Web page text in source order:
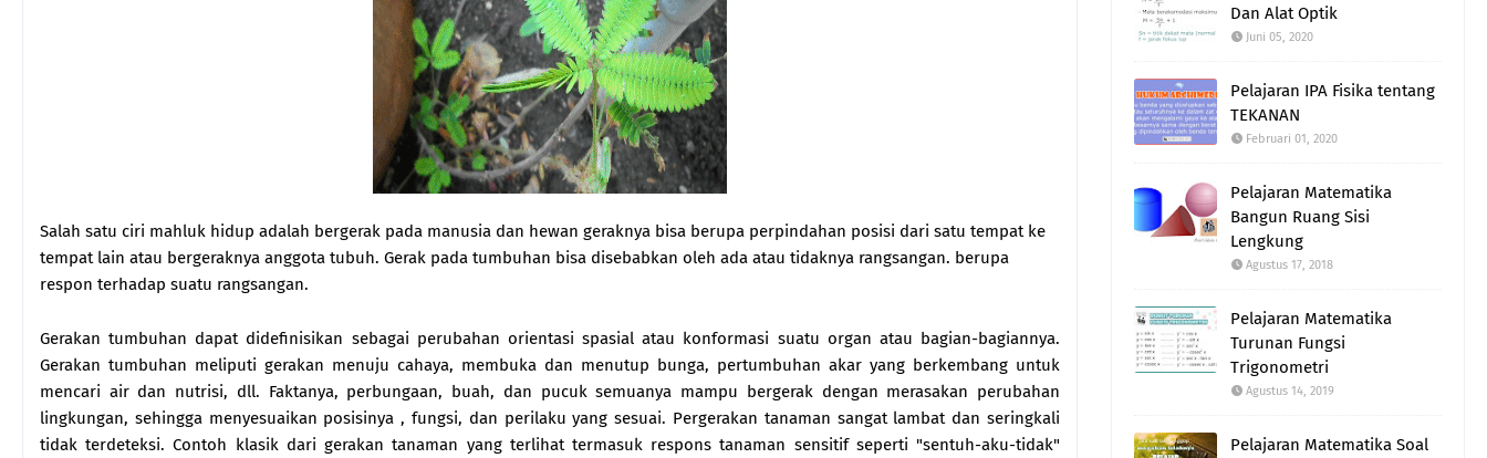
Salah satu ciri mahluk hidup adalah bergerak pada manusia dan hewan geraknya bisa berupa perpindahan posisi dari satu tempat ke
tempat lain atau bergeraknya anggota tubuh. Gerak pada tumbuhan bisa disebabkan oleh ada atau tidaknya rangsangan. berupa
respon terhadap suatu rangsangan.
Gerakan tumbuhan dapat didefinisikan sebagai perubahan orientasi spasial atau konformasi suatu organ atau bagian-bagiannya.
Gerakan tumbuhan meliputi gerakan menuju cahaya, membuka dan menutup bunga, pertumbuhan akar yang berkembang untuk
mencari air dan nutrisi, dll. Faktanya, perbungaan, buah, dan pucuk semuanya mampu bergerak dengan merasakan perubahan
lingkungan, sehingga menyesuaikan posisinya , fungsi, dan perilaku yang sesuai. Pergerakan tanaman sangat lambat dan seringkali
tidak terdeteksi. Contoh klasik dari gerakan tanaman yang terlihat termasuk respons tanaman sensitif seperti "sentuh-aku-tidak"
Dan Alat Optik
Juni 05, 2020
Pelajaran IPA Fisika tentang
TEKANAN
Februari 01, 2020
Pelajaran Matematika
Bangun Ruang Sisi
Lengkung
Agustus 17, 2018
Pelajaran Matematika
Turunan Fungsi
Trigonometri
Agustus 14, 2019
Pelajaran Matematika Soal